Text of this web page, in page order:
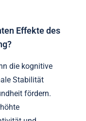
Effekte des
die kognitive
Stabilität
fördern.